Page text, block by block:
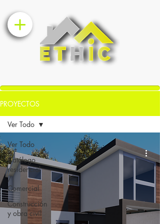
PROYECTOS
Ver Todo
Catálogo
residencial
/
Comercial
Construcción
y obra civíl
Ver Todo